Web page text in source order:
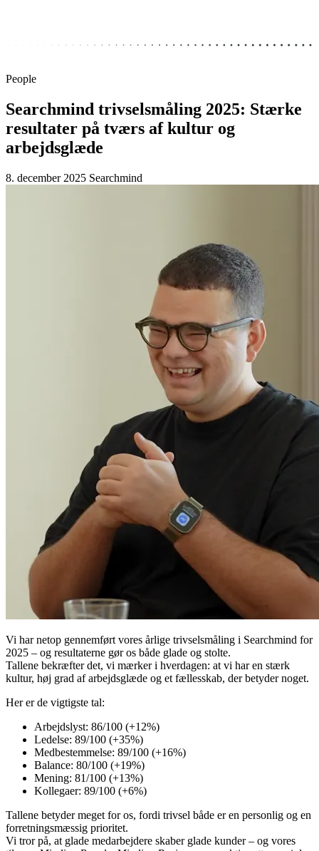
People
Searchmind trivselsmåling 2025: Stærke
resultater på tværs af kultur og
arbejdsglæde
Vi har netop gennemført vores årlige trivselsmåling i Searchmind for
2025 – og resultaterne gør os både glade og stolte.
Tallene bekræfter det, vi mærker i hverdagen: at vi har en stærk
kultur, høj grad af arbejdsglæde og et fællesskab, der betyder noget.
Her er de vigtigste tal:
Arbejdslyst: 86/100 (+12%)
Ledelse: 89/100 (+35%)
Medbestemmelse: 89/100 (+16%)
Balance: 80/100 (+19%)
Mening: 81/100 (+13%)
Kollegaer: 89/100 (+6%)
Tallene betyder meget for os, fordi trivsel både er en personlig og en